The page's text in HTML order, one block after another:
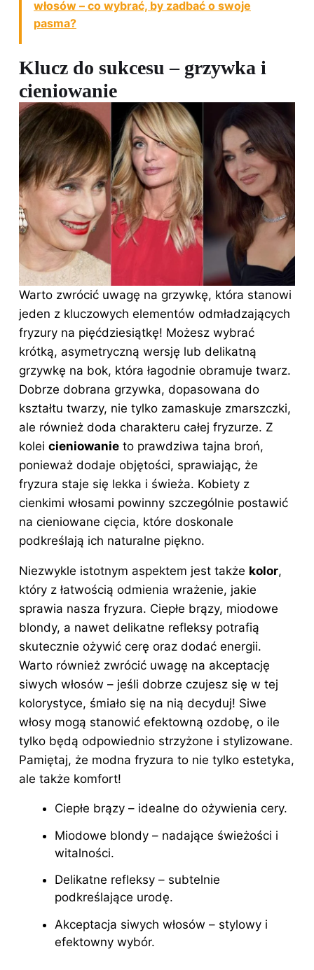
włosów – co wybrać, by zadbać o swoje
pasma?
Klucz do sukcesu – grzywka i
cieniowanie
Warto zwrócić uwagę na grzywkę, która stanowi
jeden z kluczowych elementów odmładzających
fryzury na pięćdziesiątkę! Możesz wybrać
krótką, asymetryczną wersję lub delikatną
grzywkę na bok, która łagodnie obramuje twarz.
Dobrze dobrana grzywka, dopasowana do
kształtu twarzy, nie tylko zamaskuje zmarszczki,
ale również doda charakteru całej fryzurze. Z
kolei cieniowanie to prawdziwa tajna broń,
ponieważ dodaje objętości, sprawiając, że
fryzura staje się lekka i świeża. Kobiety z
cienkimi włosami powinny szczególnie postawić
na cieniowane cięcia, które doskonale
podkreślają ich naturalne piękno.
Niezwykle istotnym aspektem jest także kolor,
który z łatwością odmienia wrażenie, jakie
sprawia nasza fryzura. Ciepłe brązy, miodowe
blondy, a nawet delikatne refleksy potrafią
skutecznie ożywić cerę oraz dodać energii.
Warto również zwrócić uwagę na akceptację
siwych włosów – jeśli dobrze czujesz się w tej
kolorystyce, śmiało się na nią decyduj! Siwe
włosy mogą stanowić efektowną ozdobę, o ile
tylko będą odpowiednio strzyżone i stylizowane.
Pamiętaj, że modna fryzura to nie tylko estetyka,
ale także komfort!
Ciepłe brązy – idealne do ożywienia cery.
Miodowe blondy – nadające świeżości i
witalności.
Delikatne refleksy – subtelnie
podkreślające urodę.
Akceptacja siwych włosów – stylowy i
efektowny wybór.